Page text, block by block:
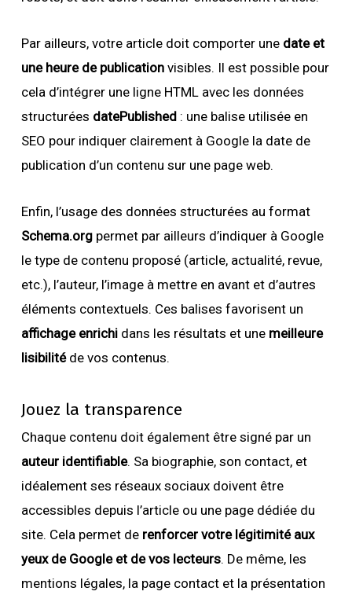
Par ailleurs, votre article doit comporter une date et
une heure de publicationvisibles. Il est possible pour
cela d’intégrer une ligne HTML avec les données
structurées datePublished: une balise utilisée en
SEO pour indiquer clairement à Google la date de
publication d’un contenu sur une page web.
Enfin, l’usage des données structurées au format
Schema.orgpermet par ailleurs d’indiquer à Google
le type de contenu proposé (article, actualité, revue,
etc.), l’auteur, l’image à mettre en avant et d’autres
éléments contextuels. Ces balises favorisent un
affichage enrichidans les résultats et une meilleure
lisibilitéde vos contenus.
Jouez la transparence
Chaque contenu doit également être signé par un
auteur identifiable. Sa biographie, son contact, et
idéalement ses réseaux sociaux doivent être
accessibles depuis l’article ou une page dédiée du
site. Cela permet de renforcer votre légitimité aux
yeux de Google et de vos lecteurs. De même, les
mentions légales, la page contact et la présentation